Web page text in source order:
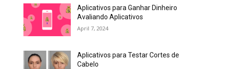
Aplicativos para Ganhar Dinheiro
Avaliando Aplicativos
April 7, 2024
Aplicativos para Testar Cortes de
Cabelo